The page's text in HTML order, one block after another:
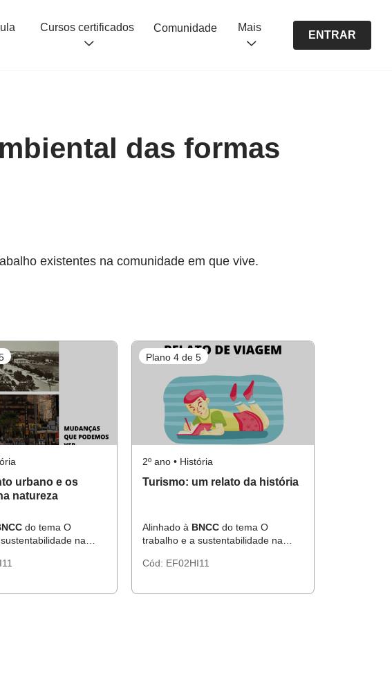
Cursos certificados Comunidade Mais
ENTRAR
das formas
existentes na comunidade em que vive.
urbano e os
natureza
do tema O
na
Plano 4 de 5
2º ano • História
Turismo: um relato da história
Alinhado à BNCC do tema O
trabalho e a sustentabilidade na
Cód: EF02HI11